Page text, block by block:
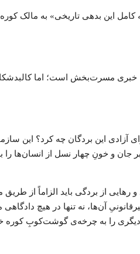
کامل این بدهی تاریخی» به مالک
و تقلیل‌گرایانه‌ی لیبرالی متوقف شود. در نگاه اول، پایان ۱۳۰ سال بردگی یک
این بردگان چه کرد؟ این
جان و خونِ چهار نسل از انسان‌ها
رهایی از بردگی باید الزاماً از
کار یک خانواده و حبسِ غیرقانونیِ آن‌ها، نه تنها
دیگری را به چرخه‌ی گوشت‌کوبِ کوره